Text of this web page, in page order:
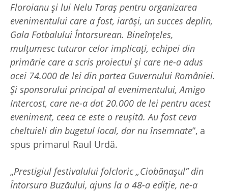
Floroianu și lui Nelu Taraș pentru organizarea
evenimentului care a fost, iarăși, un succes deplin,
Gala Fotbalului Întorsurean. Bineînțeles,
mulțumesc tuturor celor implicați, echipei din
primărie care a scris proiectul și care ne-a adus
acei 74.000 de lei din partea Guvernului României.
Și sponsorului principal al evenimentului, Amigo
Intercost, care ne-a dat 20.000 de lei pentru acest
eveniment, ceea ce este o reușită. Au fost ceva
cheltuieli din bugetul local, dar nu însemnate”, a
spus primarul Raul Urdă.
„Prestigiul festivalului folcloric „Ciobănașul” din
Întorsura Buzăului, ajuns la a 48-a ediție, ne-a